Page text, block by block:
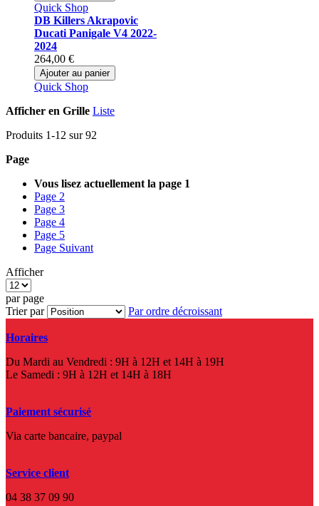
Quick Shop
DB Killers Akrapovic
Ducati Panigale V4 2022-
2024
264,00 €
Ajouter au panier
Quick Shop
Afficher en Grille Liste
Produits 1-12 sur92
Page
Vous lisez actuellement la page 1
Page 2
Page 3
Page 4
Page 5
Page Suivant
Afficher
par page
Trier par
Par ordre décroissant
Horaires
Du Mardi au Vendredi : 9H à 12H et 14H à 19H
Le Samedi : 9H à 12H et 14H à 18H
Paiement sécurisé
Via carte bancaire, paypal
Service client
04 38 37 09 90